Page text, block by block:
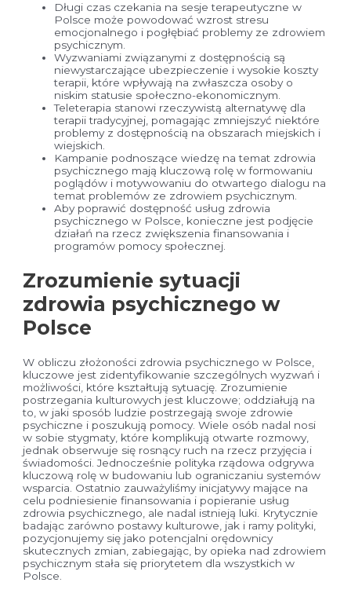
Długi czas czekania na sesje terapeutyczne w
Polsce może powodować wzrost stresu
emocjonalnego i pogłębiać problemy ze zdrowiem
psychicznym.
Wyzwaniami związanymi z dostępnością są
niewystarczające ubezpieczenie i wysokie koszty
terapii, które wpływają na zwłaszcza osoby o
niskim statusie społeczno-ekonomicznym.
Teleterapia stanowi rzeczywistą alternatywę dla
terapii tradycyjnej, pomagając zmniejszyć niektóre
problemy z dostępnością na obszarach miejskich i
wiejskich.
Kampanie podnoszące wiedzę na temat zdrowia
psychicznego mają kluczową rolę w formowaniu
poglądów i motywowaniu do otwartego dialogu na
temat problemów ze zdrowiem psychicznym.
Aby poprawić dostępność usług zdrowia
psychicznego w Polsce, konieczne jest podjęcie
działań na rzecz zwiększenia finansowania i
programów pomocy społecznej.
Zrozumienie sytuacji
zdrowia psychicznego w
Polsce
W obliczu złożoności zdrowia psychicznego w Polsce,
kluczowe jest zidentyfikowanie szczególnych wyzwań i
możliwości, które kształtują sytuację. Zrozumienie
postrzegania kulturowych jest kluczowe; oddziałują na
to, w jaki sposób ludzie postrzegają swoje zdrowie
psychiczne i poszukują pomocy. Wiele osób nadal nosi
w sobie stygmaty, które komplikują otwarte rozmowy,
jednak obserwuje się rosnący ruch na rzecz przyjęcia i
świadomości. Jednocześnie polityka rządowa odgrywa
kluczową rolę w budowaniu lub ograniczaniu systemów
wsparcia. Ostatnio zauważyliśmy inicjatywy mające na
celu podniesienie finansowania i popieranie usług
zdrowia psychicznego, ale nadal istnieją luki. Krytycznie
badając zarówno postawy kulturowe, jak i ramy polityki,
pozycjonujemy się jako potencjalni orędownicy
skutecznych zmian, zabiegając, by opieka nad zdrowiem
psychicznym stała się priorytetem dla wszystkich w
Polsce.